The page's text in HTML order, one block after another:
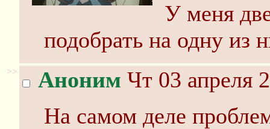
У меня
подобрать на одну из
>> Аноним Чт 03 апреля
На самом деле